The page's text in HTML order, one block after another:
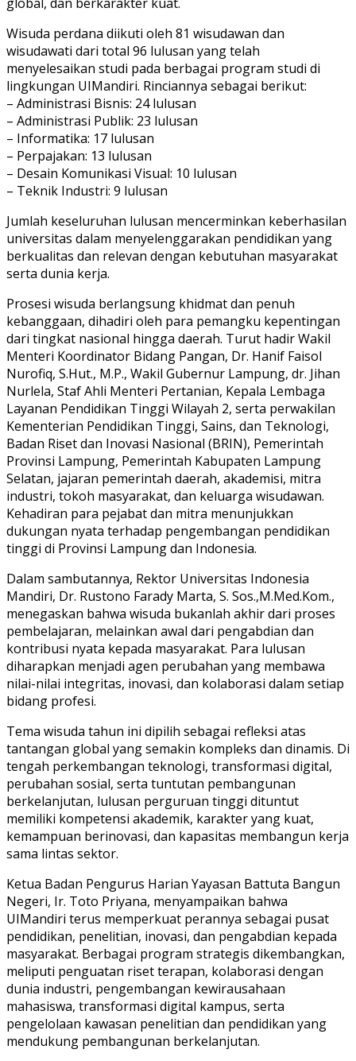
Wisuda perdana diikuti oleh 81 wisudawan dan
wisudawati dari total 96 lulusan yang telah
menyelesaikan studi pada berbagai program studi di
lingkungan UIMandiri. Rinciannya sebagai berikut:
– Administrasi Bisnis: 24 lulusan
– Administrasi Publik: 23 lulusan
– Informatika: 17 lulusan
– Perpajakan: 13 lulusan
– Desain Komunikasi Visual: 10 lulusan
– Teknik Industri: 9 lulusan
Jumlah keseluruhan lulusan mencerminkan keberhasilan
universitas dalam menyelenggarakan pendidikan yang
berkualitas dan relevan dengan kebutuhan masyarakat
serta dunia kerja.
Prosesi wisuda berlangsung khidmat dan penuh
kebanggaan, dihadiri oleh para pemangku kepentingan
dari tingkat nasional hingga daerah. Turut hadir Wakil
Menteri Koordinator Bidang Pangan, Dr. Hanif Faisol
Nurofiq, S.Hut., M.P., Wakil Gubernur Lampung, dr. Jihan
Nurlela, Staf Ahli Menteri Pertanian, Kepala Lembaga
Layanan Pendidikan Tinggi Wilayah 2, serta perwakilan
Kementerian Pendidikan Tinggi, Sains, dan Teknologi,
Badan Riset dan Inovasi Nasional (BRIN), Pemerintah
Provinsi Lampung, Pemerintah Kabupaten Lampung
Selatan, jajaran pemerintah daerah, akademisi, mitra
industri, tokoh masyarakat, dan keluarga wisudawan.
Kehadiran para pejabat dan mitra menunjukkan
dukungan nyata terhadap pengembangan pendidikan
tinggi di Provinsi Lampung dan Indonesia.
Dalam sambutannya, Rektor Universitas Indonesia
Mandiri, Dr. Rustono Farady Marta, S. Sos.,M.Med.Kom.,
menegaskan bahwa wisuda bukanlah akhir dari proses
pembelajaran, melainkan awal dari pengabdian dan
kontribusi nyata kepada masyarakat. Para lulusan
diharapkan menjadi agen perubahan yang membawa
nilai-nilai integritas, inovasi, dan kolaborasi dalam setiap
bidang profesi.
Tema wisuda tahun ini dipilih sebagai refleksi atas
tantangan global yang semakin kompleks dan dinamis. Di
tengah perkembangan teknologi, transformasi digital,
perubahan sosial, serta tuntutan pembangunan
berkelanjutan, lulusan perguruan tinggi dituntut
memiliki kompetensi akademik, karakter yang kuat,
kemampuan berinovasi, dan kapasitas membangun kerja
sama lintas sektor.
Ketua Badan Pengurus Harian Yayasan Battuta Bangun
Negeri, Ir. Toto Priyana, menyampaikan bahwa
UIMandiri terus memperkuat perannya sebagai pusat
pendidikan, penelitian, inovasi, dan pengabdian kepada
masyarakat. Berbagai program strategis dikembangkan,
meliputi penguatan riset terapan, kolaborasi dengan
dunia industri, pengembangan kewirausahaan
mahasiswa, transformasi digital kampus, serta
pengelolaan kawasan penelitian dan pendidikan yang
mendukung pembangunan berkelanjutan.